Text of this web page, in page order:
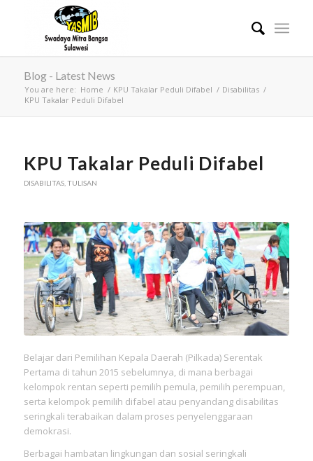
Blog - Latest News
You are here: Home / KPU Takalar Peduli Difabel / Disabilitas /
KPU Takalar Peduli Difabel
KPU Takalar Peduli Difabel
DISABILITAS, TULISAN
Belajar dari Pemilihan Kepala Daerah (Pilkada) Serentak
Pertama di tahun 2015 sebelumnya, di mana berbagai
kelompok rentan seperti pemilih pemula, pemilih perempuan,
serta kelompok pemilih difabel atau penyandang disabilitas
seringkali terabaikan dalam proses penyelenggaraan
demokrasi.
Berbagai hambatan lingkungan dan sosial seringkali